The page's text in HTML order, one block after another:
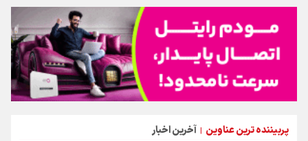
پربیننده ترین عناوین | آخرین اخبار